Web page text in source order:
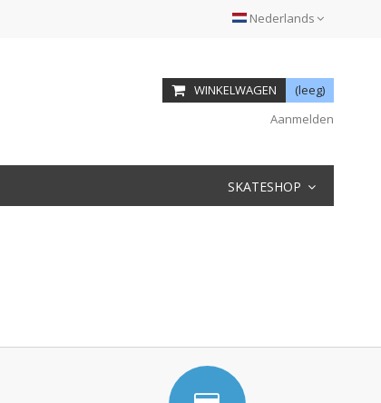
Nederlands
WINKELWAGEN
(leeg)
Aanmelden
SKATESHOP